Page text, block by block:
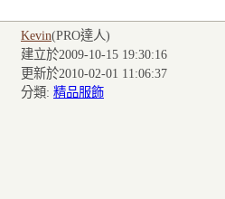
Kevin(PRO達人)
建立於2009-10-15 19:30:16
更新於2010-02-01 11:06:37
分類: 精品服飾